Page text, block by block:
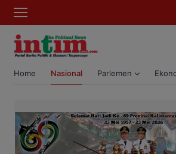
Home Nasional Parlemen